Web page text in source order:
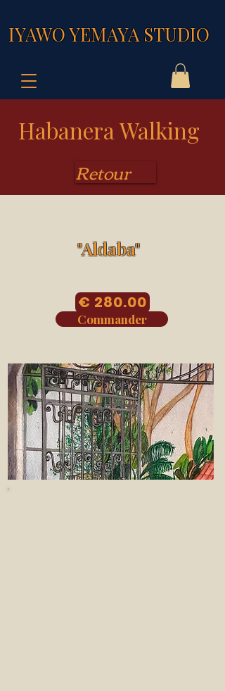
IYAWO YEMAYA STUDIO
Habanera Walking
Retour
"Aldaba"
Commander
€ 280.00